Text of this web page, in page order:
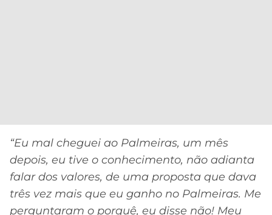
“Eu mal cheguei ao Palmeiras, um mês
depois, eu tive o conhecimento, não adianta
falar dos valores, de uma proposta que dava
três vez mais que eu ganho no Palmeiras. Me
perguntaram o porquê, eu disse não! Meu